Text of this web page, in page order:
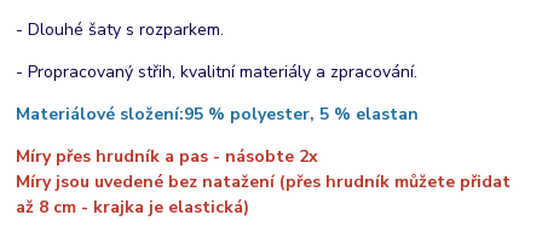
- Dlouhé šaty s rozparkem.
- Propracovaný střih, kvalitní materiály a zpracování.
Materiálové složení:95 % polyester, 5 % elastan
Míry přes hrudník a pas - násobte 2x
Míry jsou uvedené bez natažení (přes hrudník můžete přidat
až 8 cm - krajka je elastická)